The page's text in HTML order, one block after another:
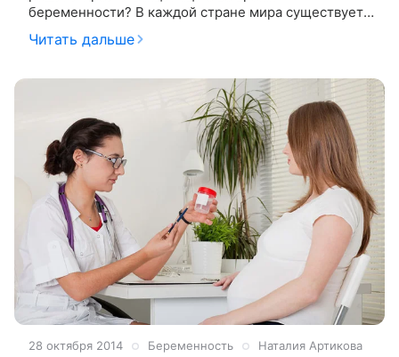
беременности? В каждой стране мира существует
свой календарь прививок – отдельно для детского,
и отдельно для взрослого населения.
Читать дальше
28 октября 2014 Беременность Наталия Артикова